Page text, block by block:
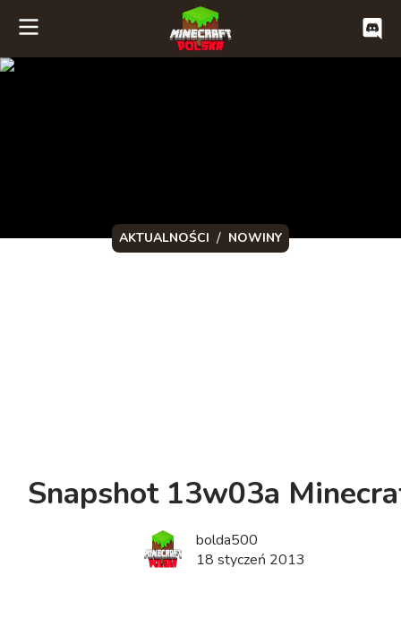
AKTUALNOŚCI / NOWINY
Snapshot 13w03a
bolda500
18 styczeń 2013